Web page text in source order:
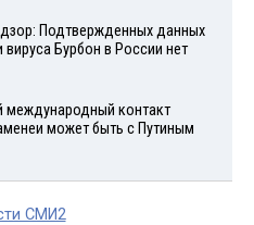
Подтвержденных данных
вируса Бурбон в России нет
международный контакт
может быть с Путиным
СМИ2